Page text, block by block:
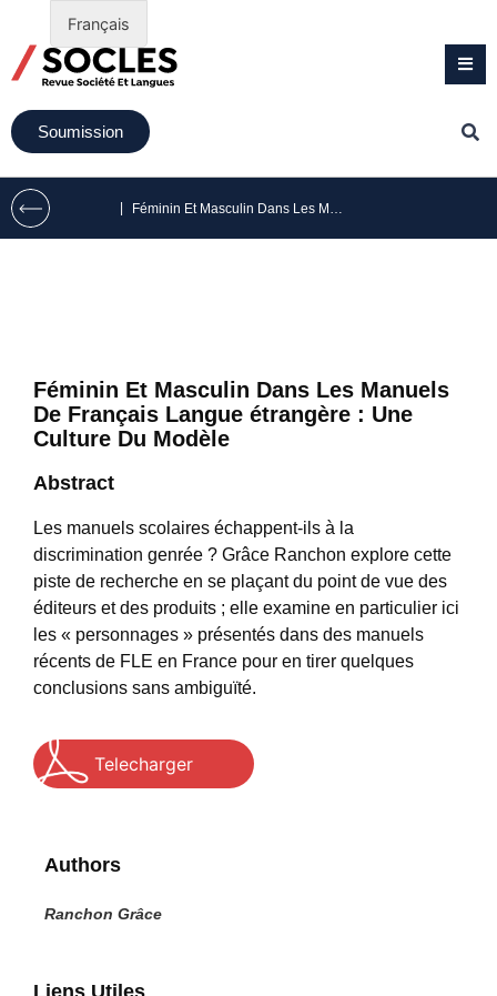
Soumission
Féminin Et Masculin Dans Les Manuels
De Français Langue étrangère : Une
Culture Du Modèle
Abstract
Les manuels scolaires échappent-ils à la
discrimination genrée ? Grâce Ranchon explore cette
piste de recherche en se plaçant du point de vue des
éditeurs et des produits ; elle examine en particulier ici
les « personnages » présentés dans des manuels
récents de FLE en France pour en tirer quelques
conclusions sans ambiguïté.
Telecharger
Authors
Ranchon Grâce
Français